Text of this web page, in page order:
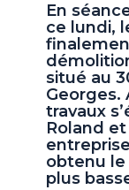
En
ce lundi,
situé au
Georges.
travaux
Roland
obtenu
plus